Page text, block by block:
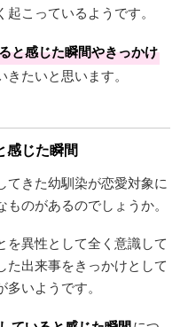
こっているようです。
と感じた瞬間やきっかけ
たいと思います。
感じた瞬間
てきた幼馴染が恋愛対象に
のがあるのでしょうか。
を異性として全く意識して
た出来事をきっかけとして
いようです。